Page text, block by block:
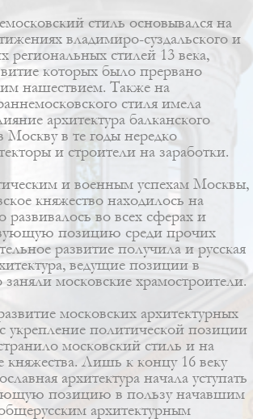
стиль основывался на
владимиро-суздальского и
региональных стилей 13 века,
которых было прервано
нашествием. Также на
стиля имела
архитектура балканского
Москву в те годы нередко
и строители на заработки.
и военным успехам Москвы,
княжество находилось на
развивалось во всех сферах и
позицию среди прочих
развитие получила и русская
ведущие позиции в
московские храмостроители.
московских архитектурных
укрепление политической позиции
московский стиль и на
княжества. Лишь к концу 16 веку
архитектура начала уступать
позицию в пользу начавшим
архитектурным